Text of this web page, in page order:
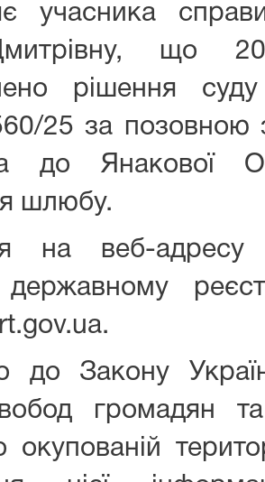
учасника
що
рішення
25 за позовною
до Янакової
шлюбу.
на веб-
до Закону
громадян
окупованій